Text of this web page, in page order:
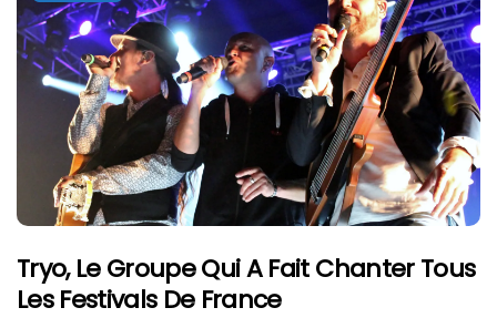
Tryo, Le Groupe Qui A Fait Chanter Tous
Les Festivals De France